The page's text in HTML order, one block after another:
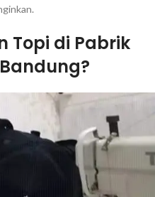
Topi di Pabrik